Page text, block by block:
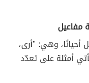
مفاعيل
وهي: "أرى،
أمثلة على تعدّد